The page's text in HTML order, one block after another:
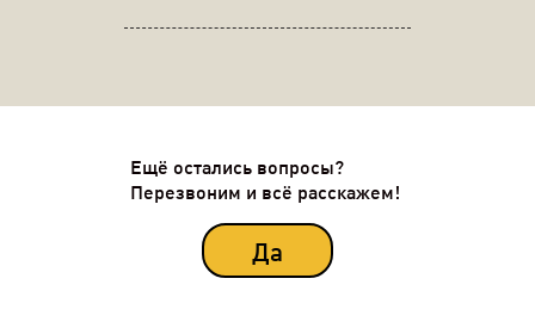
Ещё остались вопросы?
Перезвоним и всё расскажем!
Да